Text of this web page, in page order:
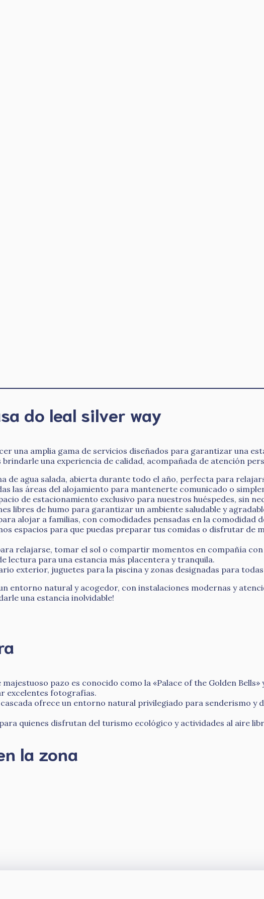
do leal silver way
una amplia gama de servicios diseñados para garantizar una
una experiencia de calidad, acompañada de atención
de agua salada, abierta durante todo el año, perfecta para
las áreas del alojamiento para mantenerte comunicado o
de estacionamiento exclusivo para nuestros huéspedes, sin
libres de humo para garantizar un ambiente saludable y
alojar a familias, con comodidades pensadas en la comodidad
espacios para que puedas preparar tus comidas o disfrutar de
relajarse, tomar el sol o compartir momentos en compañía
lectura para una estancia más placentera y tranquila.
exterior, juguetes para la piscina y zonas designadas para todas
entorno natural y acogedor, con instalaciones modernas y
una estancia inolvidable!
pazo es conocido como la «Palace of the Golden
excelentes fotografías.
ofrece un entorno natural privilegiado para senderismo y
quienes disfrutan del turismo ecológico y actividades al aire
la zona